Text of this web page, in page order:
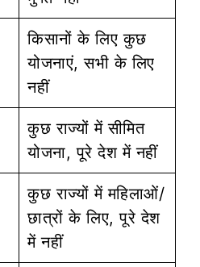
किसानों के लिए कुछ
योजनाएं, सभी के लिए
नहीं
कुछ राज्यों में सीमित
योजना, पूरे देश में नहीं
कुछ राज्यों में महिलाओं/
छात्रों के लिए, पूरे देश
में नहीं